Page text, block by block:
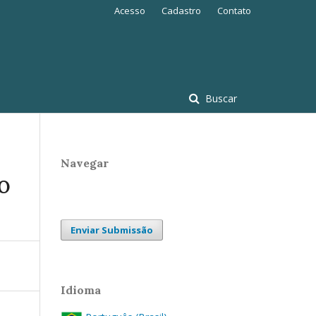
Buscar
Acesso Cadastro Contato
Navegar
Enviar Submissão
Idioma